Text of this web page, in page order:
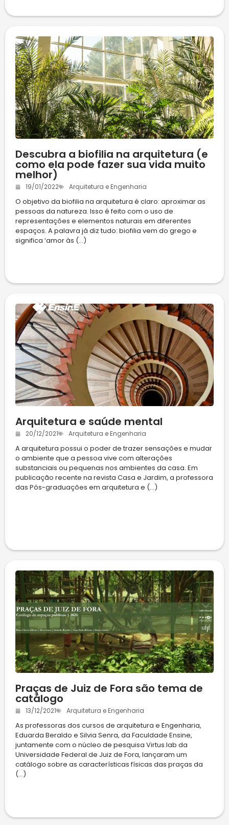
Descubra a biofilia na arquitetura (e
como ela pode fazer sua vida muito
melhor)
19/01/2022 Arquitetura e Engenharia
O objetivo da biofilia na arquitetura é claro: aproximar as
pessoas da natureza. Isso é feito com o uso de
representações e elementos naturais em diferentes
espaços. A palavra já diz tudo: biofilia vem do grego e
significa ‘amor às (...)
Arquitetura e saúde mental
20/12/2021 Arquitetura e Engenharia
A arquitetura possui o poder de trazer sensações e mudar
o ambiente que a pessoa vive com alterações
substanciais ou pequenas nos ambientes da casa. Em
publicação recente na revista Casa e Jardim, a professora
das Pós-graduações em arquitetura e (...)
Praças de Juiz de Fora são tema de
catálogo
13/12/2021 Arquitetura e Engenharia
As professoras dos cursos de arquitetura e Engenharia,
Eduarda Beraldo e Silvia Senra, da Faculdade Ensine,
juntamente com o núcleo de pesquisa Virtus.lab da
Universidade Federal de Juiz de Fora, lançaram um
catálogo sobre as características físicas das praças da
(...)